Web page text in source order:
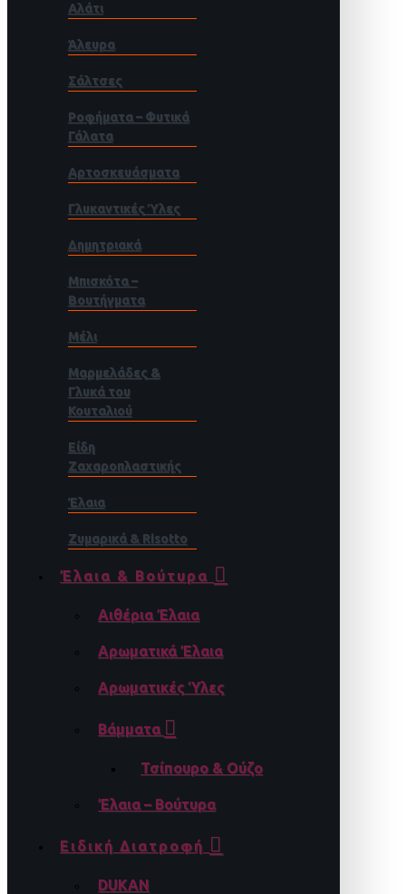
Αλάτι
Άλευρα
Σάλτσες
Ροφήματα – Φυτικά
Γάλατα
Αρτοσκευάσματα
Γλυκαντικές Ύλες
Δημητριακά
Μπισκότα –
Βουτήγματα
Μέλι
Μαρμελάδες &
Γλυκά του
Κουταλιού
Είδη
Ζαχαροπλαστικής
Έλαια
Ζυμαρικά & Risotto
Έλαια & Βούτυρα
Αιθέρια Έλαια
Αρωματικά Έλαια
Αρωματικές Ύλες
Βάμματα
Τσίπουρο & Ούζο
Έλαια – Βούτυρα
Ειδική Διατροφή
DUKAN